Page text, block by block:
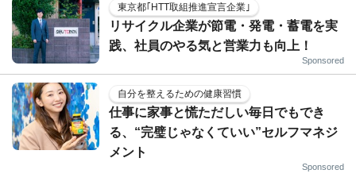
東京都｢HTT取組推進宣言企業｣
リサイクル企業が節電・発電・蓄電を実
践、社員のやる気と営業力も向上！
Sponsored
自分を整えるための健康習慣
仕事に家事と慌ただしい毎日でもでき
る、“完璧じゃなくていい”セルフマネジ
メント
Sponsored